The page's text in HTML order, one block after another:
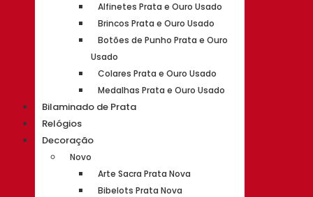
Alfinetes Prata e Ouro Usado
Brincos Prata e Ouro Usado
Botões de Punho Prata e Ouro
Usado
Colares Prata e Ouro Usado
Medalhas Prata e Ouro Usado
Bilaminado de Prata
Relógios
Decoração
Novo
Arte Sacra Prata Nova
Bibelots Prata Nova